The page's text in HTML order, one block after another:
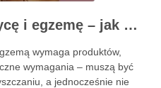
Szampon na łuszczycę i egzemę – jak świadomie dobierać produkty przy wrażliwej skórze głowy?
wymaga produktów,
wymagania – muszą być
a jednocześnie nie